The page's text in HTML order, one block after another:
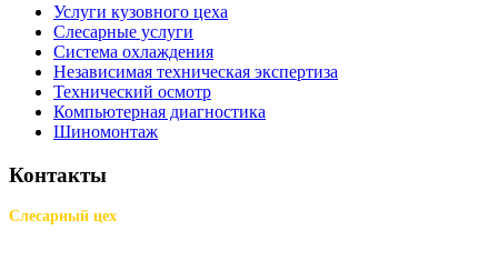
Услуги кузовного цеха
Слесарные услуги
Система охлаждения
Независимая техническая экспертиза
Технический осмотр
Компьютерная диагностика
Шиномонтаж
Контакты
Слесарный цех